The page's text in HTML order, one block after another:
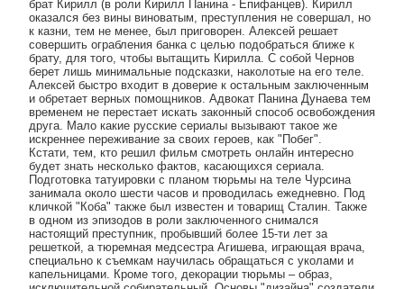
брат Кирилл (в роли Кирилл Панина - Епифанцев). Кирилл
оказался без вины виноватым, преступления не совершал, но
к казни, тем не менее, был приговорен. Алексей решает
совершить ограбления банка с целью подобраться ближе к
брату, для того, чтобы вытащить Кирилла. С собой Чернов
берет лишь минимальные подсказки, наколотые на его теле.
Алексей быстро входит в доверие к остальным заключенным
и обретает верных помощников. Адвокат Панина Дунаева тем
временем не перестает искать законный способ освобождения
друга. Мало какие русские сериалы вызывают такое же
искреннее переживание за своих героев, как "Побег".
Кстати, тем, кто решил фильм смотреть онлайн интересно
будет знать несколько фактов, касающихся сериала.
Подготовка татуировки с планом тюрьмы на теле Чурсина
занимала около шести часов и проводилась ежедневно. Под
кличкой "Коба" также был известен и товарищ Сталин. Также
в одном из эпизодов в роли заключенного снимался
настоящий преступник, пробывший более 15-ти лет за
решеткой, а тюремная медсестра Агишева, играющая врача,
специально к съемкам научилась обращаться с уколами и
капельницами. Кроме того, декорации тюрьмы – образ,